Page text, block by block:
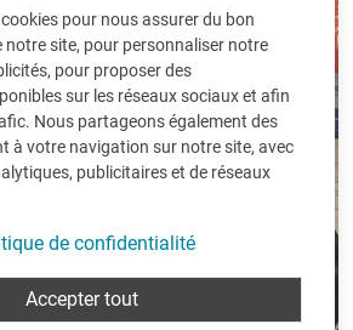
pour nous assurer du bon
site, pour personnaliser notre
pour proposer des
sur les réseaux sociaux et afin
Nous partageons également des
à votre navigation sur notre site, avec
publicitaires et de réseaux
de confidentialité
Accepter tout